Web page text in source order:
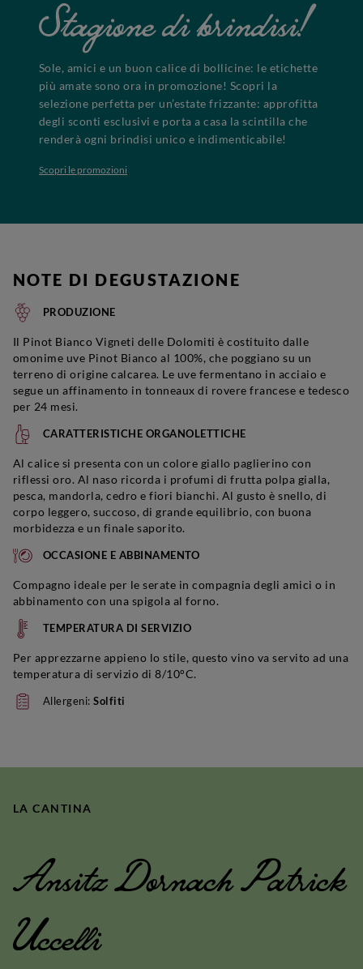
Stagione di brindisi!
Sole, amici e un buon calice di bollicine: le etichette
più amate sono ora in promozione! Scopri la
selezione perfetta per un’estate frizzante: approfitta
degli sconti esclusivi e porta a casa la scintilla che
renderà ogni brindisi unico e indimenticabile!
Scopri le promozioni
NOTE DI DEGUSTAZIONE
PRODUZIONE
Il Pinot Bianco Vigneti delle Dolomiti è costituito dalle
omonime uve Pinot Bianco al 100%, che poggiano su un
terreno di origine calcarea. Le uve fermentano in acciaio e
segue un affinamento in tonneaux di rovere francese e tedesco
per 24 mesi.
CARATTERISTICHE ORGANOLETTICHE
Al calice si presenta con un colore giallo paglierino con
riflessi oro. Al naso ricorda i profumi di frutta polpa gialla,
pesca, mandorla, cedro e fiori bianchi. Al gusto è snello, di
corpo leggero, succoso, di grande equilibrio, con buona
morbidezza e un finale saporito.
OCCASIONE E ABBINAMENTO
Compagno ideale per le serate in compagnia degli amici o in
abbinamento con una spigola al forno.
TEMPERATURA DI SERVIZIO
Per apprezzarne appieno lo stile, questo vino va servito ad una
temperatura di servizio di 8/10°C.
Allergeni:Solfiti
LA CANTINA
Ansitz Dornach Patrick
Uccelli